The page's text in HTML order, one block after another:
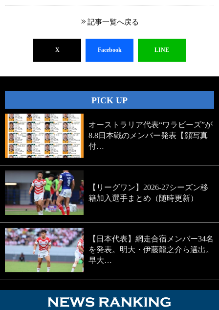
記事一覧へ戻る
X Facebook LINE
PICK UP
オーストラリア代表“ワラビーズ”が
8.8日本戦のメンバー発表【顔写真
付…
【リーグワン】2026-27シーズン移
籍加入選手まとめ（随時更新）
【日本代表】網走合宿メンバー34名
を発表。明大・伊藤龍之介ら選出。
早大…